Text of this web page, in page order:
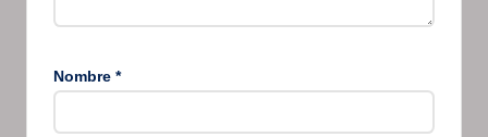
Nombre *